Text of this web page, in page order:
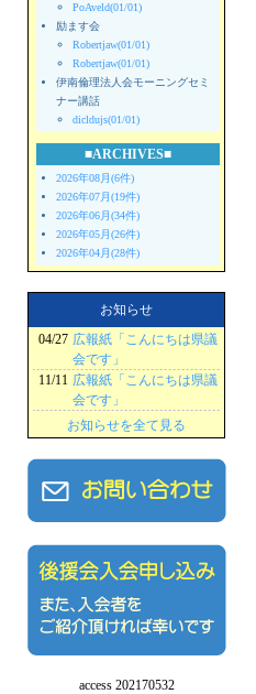
PoAveld(01/01)
励ます会
Robertjaw(01/01)
Robertjaw(01/01)
伊南倫理法人会モーニングセミ
ナー講話
dicldujs(01/01)
■ARCHIVES■
2026年08月(6件)
2026年07月(19件)
2026年06月(34件)
2026年05月(26件)
2026年04月(28件)
お知らせ
04/27 広報紙「こんにちは県議
会です」
11/11 広報紙「こんにちは県議
会です」
お知らせを全て見る
access 202170532